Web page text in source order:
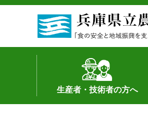
生産者・技術者の方へ
土地利用型作物
野菜
果樹・花き
加工・流通
経営･現地情報
環境病害虫
畜産
森林林業
水産
基幹種雄牛の紹介